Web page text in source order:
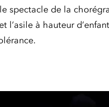
spectacle de la
l’asile à hauteur